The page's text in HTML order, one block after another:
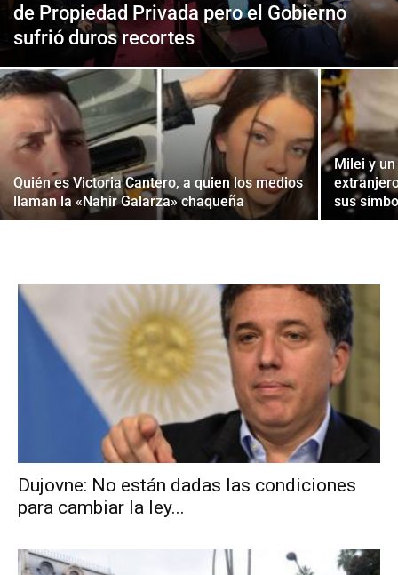
de Propiedad Privada pero el Gobierno
sufrió duros recortes
Quién es Victoria Cantero, a quien los medios
llaman la «Nahir Galarza» chaqueña
Milei y
sus
Dujovne: No están dadas las condiciones
para cambiar la ley...